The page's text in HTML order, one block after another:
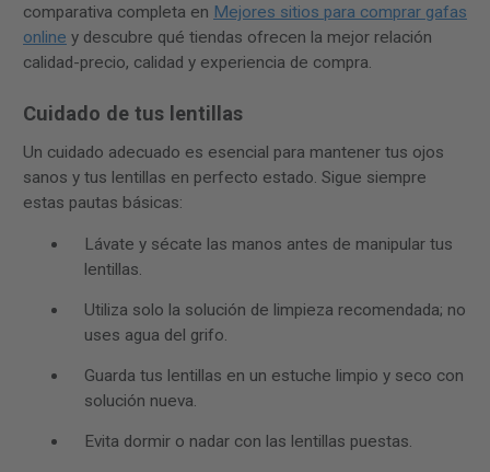
comparativa completa en Mejores sitios para comprar gafas
online y descubre qué tiendas ofrecen la mejor relación
calidad-precio, calidad y experiencia de compra.
Cuidado de tus lentillas
Un cuidado adecuado es esencial para mantener tus ojos
sanos y tus lentillas en perfecto estado. Sigue siempre
estas pautas básicas:
Lávate y sécate las manos antes de manipular tus
lentillas.
Utiliza solo la solución de limpieza recomendada; no
uses agua del grifo.
Guarda tus lentillas en un estuche limpio y seco con
solución nueva.
Evita dormir o nadar con las lentillas puestas.